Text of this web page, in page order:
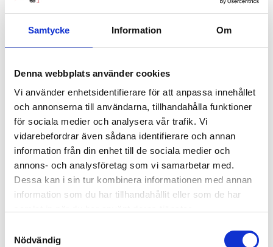
Samtycke Information Om
Denna webbplats använder cookies
Vi använder enhetsidentifierare för att anpassa innehållet
och annonserna till användarna, tillhandahålla funktioner
för sociala medier och analysera vår trafik. Vi
vidarebefordrar även sådana identifierare och annan
information från din enhet till de sociala medier och
annons- och analysföretag som vi samarbetar med.
Dessa kan i sin tur kombinera informationen med annan
information som du har tillhandahållit eller som de har
Nödvändig
129kr